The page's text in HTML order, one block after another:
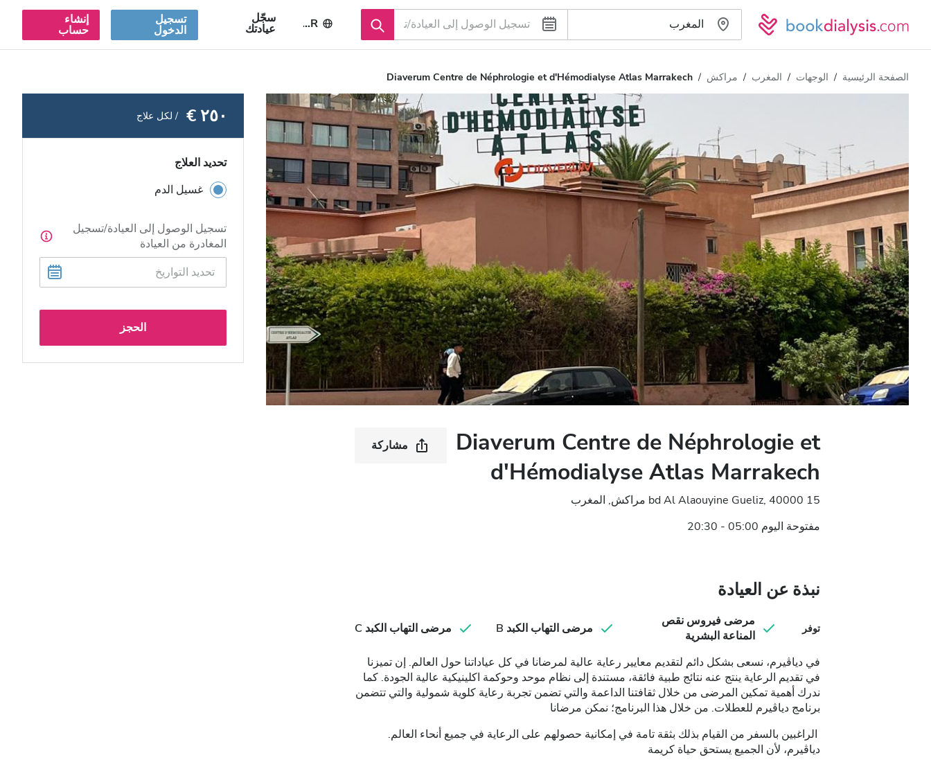
AR سجّل
عيادتك
تسجيل
الدخول
إنشاء
حساب
الصفحة الرئيسية الوجهات المغرب مراكش Diaverum Centre de Néphrologie et d'Hémodialyse Atlas Marrakech
Diaverum Centre de Néphrologie et
d'Hémodialyse Atlas Marrakech
15 bd Al Alaouyine Gueliz, 40000 مراكش, المغرب
مفتوحة اليوم 05:00 - 20:30
مشاركة
نبذة عن العيادة
توفر
مرضى فيروس نقص
المناعة البشرية
مرضى التهاب الكبد B مرضى التهاب الكبد C
في دياڤيرم، نسعى بشكل دائم لتقديم معايير رعاية عالية لمرضانا في كل عياداتنا حول العالم. إن تميزنا
في تقديم الرعاية ينتج عنه نتائج طبية فائقة، مستندة إلى نظام موحد وحوكمة اكلينيكية عالية الجودة. كما
ندرك أهمية تمكين المرضى من خلال ثقافتنا الداعمة والتي تضمن تجربة رعاية كلوية شمولية والتي تتضمن
برنامج دياڤيرم للعطلات. من خلال هذا البرنامج؛ نمكن مرضانا
الراغبين بالسفر من القيام بذلك بثقة تامة في إمكانية حصولهم على الرعاية في جميع أنحاء العالم.
دياڤيرم، لأن الجميع يستحق حياة كريمة
٢٥٠ € / لكل علاج
تحديد العلاج
غسيل الدم
تسجيل الوصول إلى العيادة/تسجيل
المغادرة من العيادة
الحجز